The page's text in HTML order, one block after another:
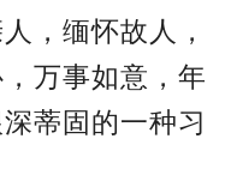
缅怀故人，
万事如意，年
蒂固的一种习